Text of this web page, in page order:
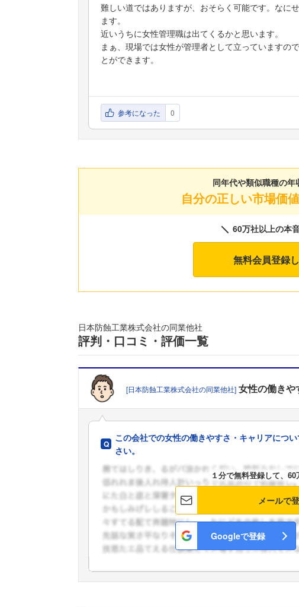
難しい道ではありますが、おそらく可能です。なに
ます。
近いうちに女性管理職は出てくるかと思います。
まぁ、現場では女性が管理者として立っていますの
とができます。
参考になった 0
同年代や類似職種の
自分の正しい市場価
60万社以上の本
無料会員登録
日本防蝕工業株式会社の同業他社
評判・口コミ・評価一覧
[日本防蝕工業株式会社の同業他社] 女性の働きや
この会社での女性の働きやすさ・キャリアにつ
さい。
１分で無料登録して、
メールで
Googleで登録